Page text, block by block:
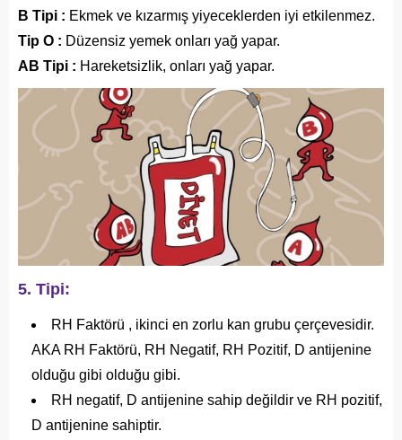
B Tipi : Ekmek ve kızarmış yiyeceklerden iyi etkilenmez.
Tip O : Düzensiz yemek onları yağ yapar.
AB Tipi : Hareketsizlik, onları yağ yapar.
5. Tipi:
RH Faktörü , ikinci en zorlu kan grubu çerçevesidir.
AKA RH Faktörü, RH Negatif, RH Pozitif, D antijenine
olduğu gibi olduğu gibi.
RH negatif, D antijenine sahip değildir ve RH pozitif,
D antijenine sahiptir.